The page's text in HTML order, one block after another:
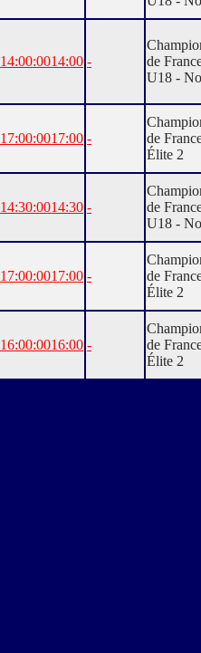
14:00:0014:00 -
de
U18 -
17:00:0017:00 -
de
Élite 2
14:30:0014:30 -
de
U18 -
17:00:0017:00 -
de
Élite 2
16:00:0016:00 -
de
Élite 2